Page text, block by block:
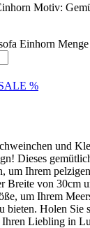
Motiv:
Einhorn Menge
%
und
Dieses
um Ihrem
Breite von 30cm
um Ihrem
bieten. Holen Sie
Liebling in